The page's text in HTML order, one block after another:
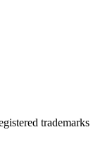
trademarks